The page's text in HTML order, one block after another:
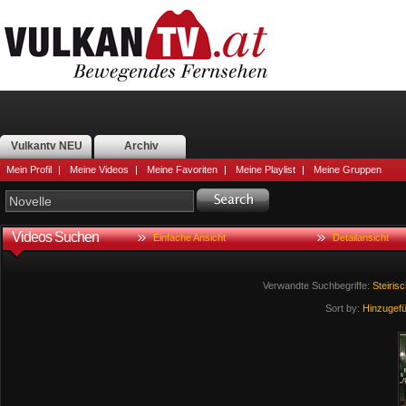
Vulkantv NEU Archiv
Mein Profil | Meine Videos | Meine Favoriten | Meine Playlist | Meine Gruppen
Videos Suchen Einfache Ansicht Detailansicht
Verwandte Suchbegriffe:
Sort by: